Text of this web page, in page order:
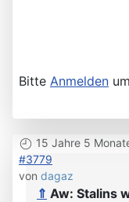
Bitte Anmelden
15 Jahre 5
#3779
von dagaz
⇑ Aw: Stalins